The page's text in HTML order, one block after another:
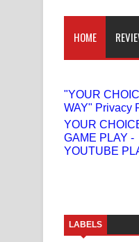
Doni
HOME
"YOUR
WAY" Privacy
YOUR
GAME PLAY -
YOUTUBE
LABELS